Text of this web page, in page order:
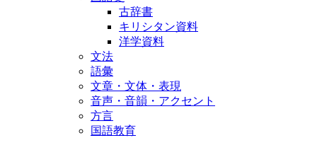
古辞書
キリシタン資料
洋学資料
文法
語彙
文章・文体・表現
音声・音韻・アクセント
方言
国語教育